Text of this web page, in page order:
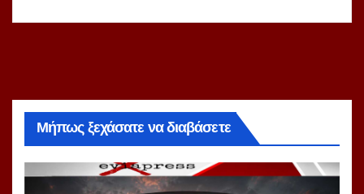
Μήπως ξεχάσατε να διαβάσετε